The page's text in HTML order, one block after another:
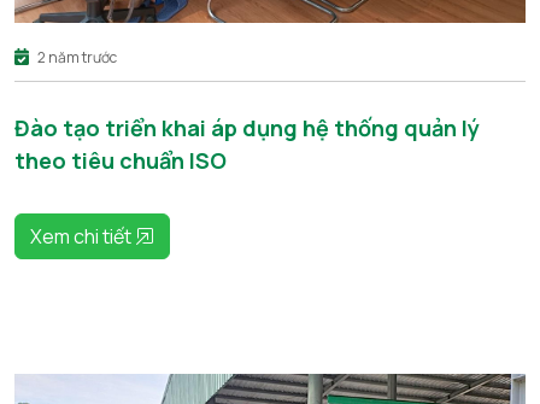
2 năm trước
Đào tạo triển khai áp dụng hệ thống quản lý
theo tiêu chuẩn ISO
Xem chi tiết